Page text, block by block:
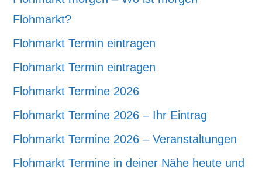
Flohmarkt?
Flohmarkt Termin eintragen
Flohmarkt Termin eintragen
Flohmarkt Termine 2026
Flohmarkt Termine 2026 – Ihr Eintrag
Flohmarkt Termine 2026 – Veranstaltungen
Flohmarkt Termine in deiner Nähe heute und